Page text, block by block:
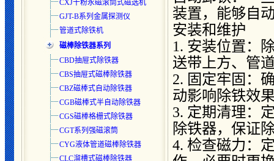
CXJ干粉永磁滚筒式磁选机
GJT-B系列金属探测仪
管道式除铁机
磁棒除铁器系列
CBD抽屉式除铁器
CBS抽屉式磁棒除铁器
CBZ磁棒式自动除铁器
CGB磁棒式半自动除铁器
CGS磁棒格栅式除铁器
CGT系列强磁滚筒
CYG液体管道磁棒除铁器
CLC溜槽式磁棒除铁器
装置，能够自
安装和维护
1. 安装位置：
送带上方、管
2. 固定牢固：
动影响除铁效
3. 定期清理：
除铁器，保证
4. 检查磁力：